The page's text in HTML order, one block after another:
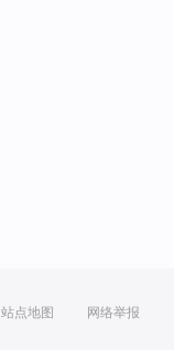
站点地图 网络举报